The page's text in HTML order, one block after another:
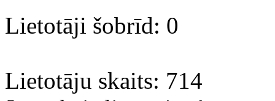
Lietotāji šobrīd: 0
Lietotāju skaits: 714